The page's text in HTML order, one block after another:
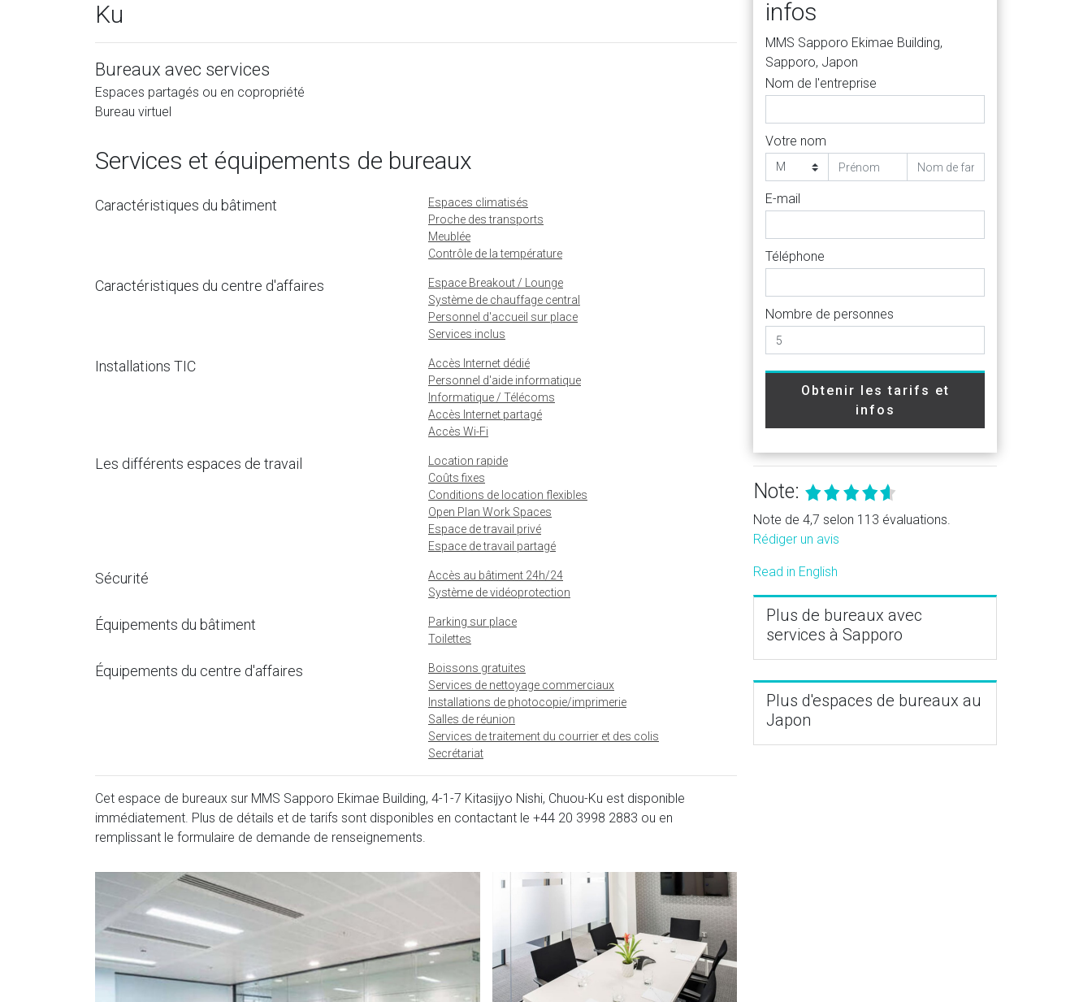
Ku
Bureaux avec services
Espaces partagés ou en copropriété
Bureau virtuel
Services et équipements de bureaux
Caractéristiques du bâtiment
Espaces climatisés
Proche des transports
Meublée
Contrôle de la température
Caractéristiques du centre d'affaires
Espace Breakout / Lounge
Système de chauffage central
Personnel d'accueil sur place
Services inclus
Installations TIC
Accès Internet dédié
Personnel d'aide informatique
Informatique / Télécoms
Accès Internet partagé
Accès Wi-Fi
Les différents espaces de travail
Location rapide
Coûts fixes
Conditions de location flexibles
Open Plan Work Spaces
Espace de travail privé
Espace de travail partagé
Sécurité
Accès au bâtiment 24h/24
Système de vidéoprotection
Équipements du bâtiment
Parking sur place
Toilettes
Équipements du centre d'affaires
Boissons gratuites
Services de nettoyage commerciaux
Installations de photocopie/imprimerie
Salles de réunion
Services de traitement du courrier et des colis
Secrétariat
Cet espace de bureaux sur MMS Sapporo Ekimae Building, 4-1-7 Kitasijyo Nishi, Chuou-Ku est disponible
immédiatement. Plus de détails et de tarifs sont disponibles en contactant le +44 20 3998 2883 ou en
remplissant le formulaire de demande de renseignements.
infos
MMS Sapporo Ekimae Building,
Sapporo, Japon
Nom de l'entreprise
Votre nom
E-mail
Téléphone
Nombre de personnes
Obtenir les tarifs et
infos
Note:
Note de 4,7 selon 113 évaluations.
Rédiger un avis
Read in English
Plus de bureaux avec
services à Sapporo
Plus d'espaces de bureaux au
Japon